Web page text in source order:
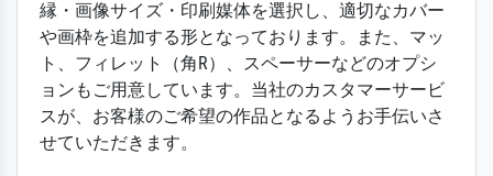
縁・画像サイズ・印刷媒体を選択し、適切なカバー
や画枠を追加する形となっております。また、マッ
ト、フィレット（角R）、スペーサーなどのオプシ
ョンもご用意しています。当社のカスタマーサービ
スが、お客様のご希望の作品となるようお手伝いさ
せていただきます。